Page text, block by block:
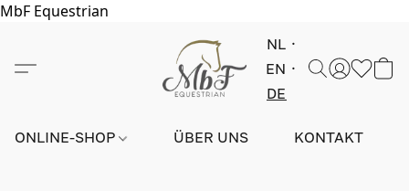
MbF Equestrian
NL
EN
DE
ONLINE-SHOP ÜBER UNS KONTAKT